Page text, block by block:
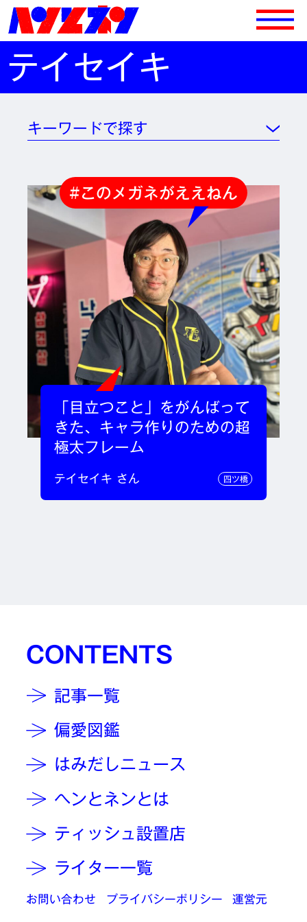
テイセイキ
キーワードで探す
#このメガネがええねん
「目立つこと」をがんばって
きた、キャラ作りのための超
極太フレーム
テイセイキ さん 四ツ橋
CONTENTS
記事一覧
偏愛図鑑
はみだしニュース
ヘンとネンとは
ティッシュ設置店
ライター一覧
お問い合わせ プライバシーポリシー 運営元